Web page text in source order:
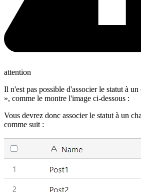
attention
Il n'est pas possible d'associer le statut à
», comme le montre l'image ci-dessous :
Vous devrez donc associer le statut à un
comme suit :